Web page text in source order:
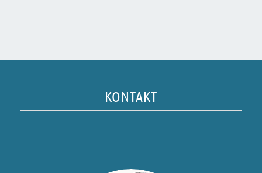
KONTAKT